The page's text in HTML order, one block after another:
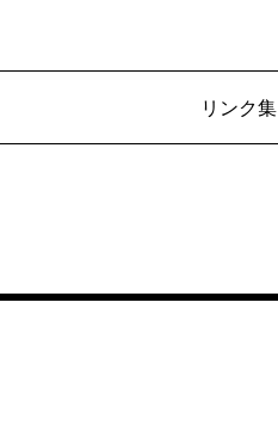
リンク集